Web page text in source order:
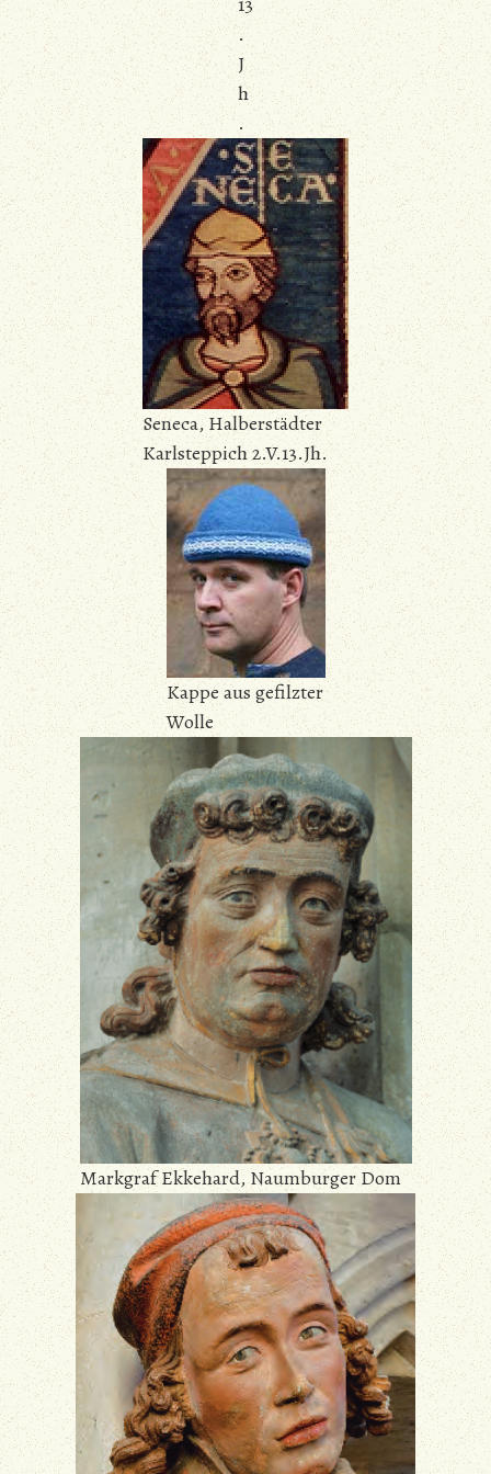
.
J
h
.
Seneca, Halberstädter
Karlsteppich 2.V.13.Jh.
Kappe aus gefilzter
Wolle
Markgraf Ekkehard, Naumburger Dom